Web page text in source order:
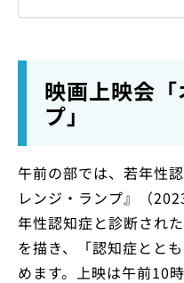
映画上映会
プ」
午前の部では、若年性
レンジ・ランプ』（
年性認知症と診断され
を描き、「認知症とと
めます。上映は午前10